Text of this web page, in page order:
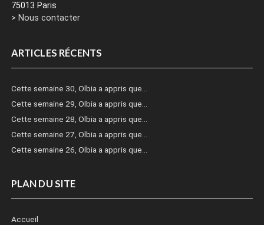
75013 Paris
> Nous contacter
ARTICLES RÉCENTS
Cette semaine 30, Olbia a appris que…
Cette semaine 29, Olbia a appris que…
Cette semaine 28, Olbia a appris que…
Cette semaine 27, Olbia a appris que…
Cette semaine 26, Olbia a appris que…
PLAN DU SITE
Accueil